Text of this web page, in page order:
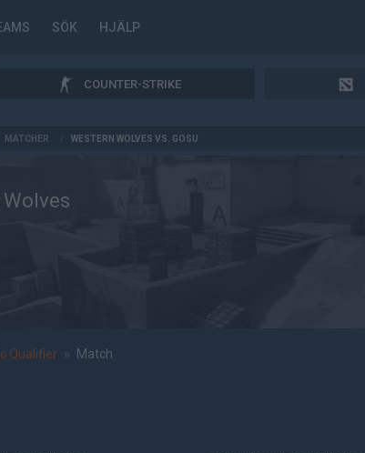
SÖK HJÄLP
COUNTER-STRIKE
MATCHER WESTERN WOLVES VS. GOSU
Qualifier » Match